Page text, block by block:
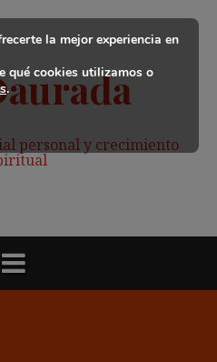
personal y crecimiento
la mejor experiencia en
qué cookies utilizamos o
.